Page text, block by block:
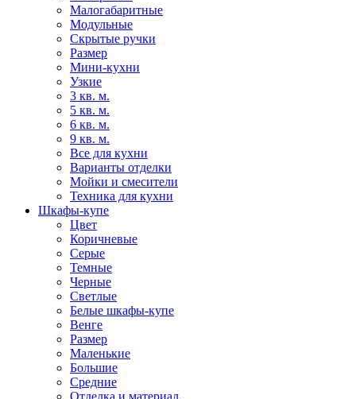
Малогабаритные
Модульные
Скрытые ручки
Размер
Мини-кухни
Узкие
3 кв. м.
5 кв. м.
6 кв. м.
9 кв. м.
Все для кухни
Варианты отделки
Мойки и смесители
Техника для кухни
Шкафы-купе
Цвет
Коричневые
Серые
Темные
Черные
Светлые
Белые шкафы-купе
Венге
Размер
Маленькие
Большие
Средние
Отделка и материал